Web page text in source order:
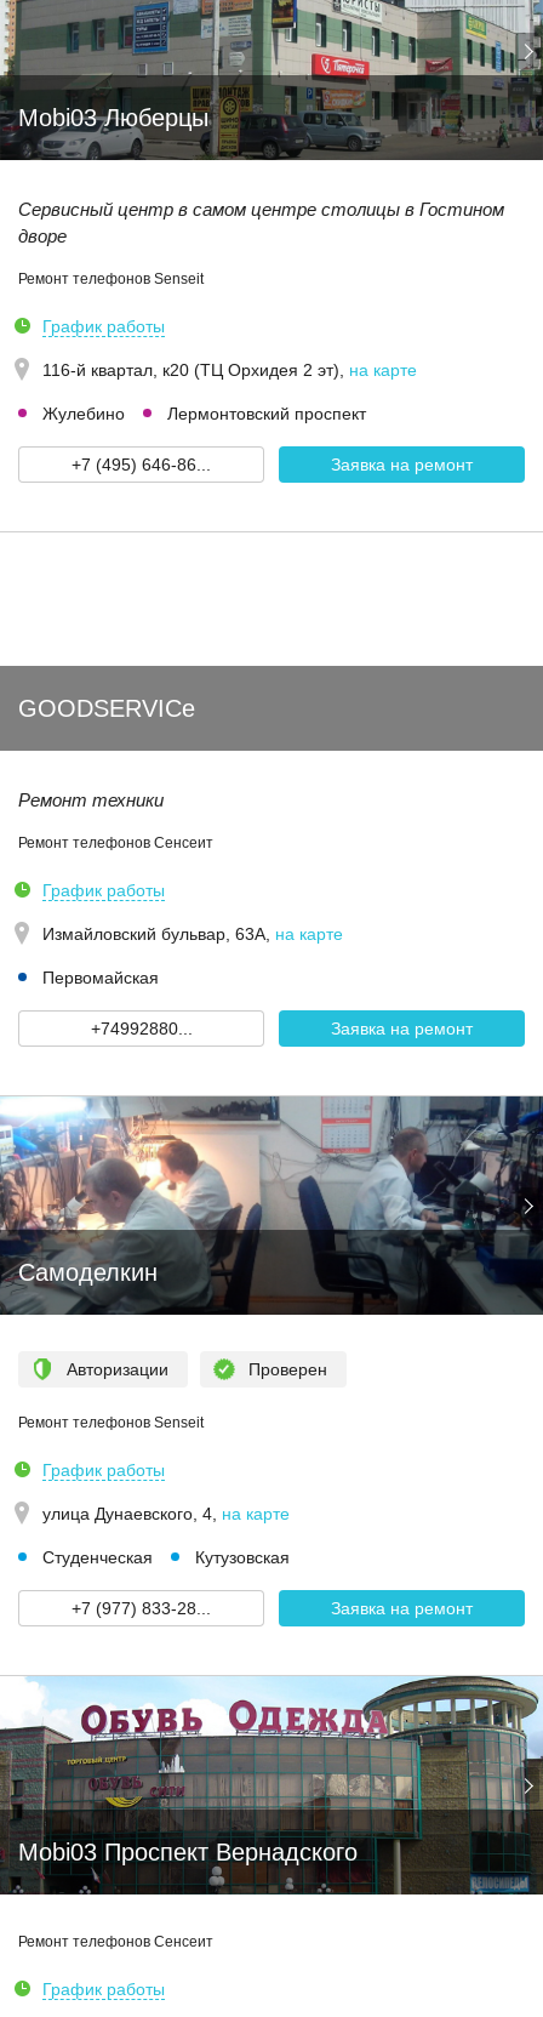
Mobi03 Люберцы
Сервисный центр в самом центре столицы в Гостином
дворе
Ремонт телефонов Senseit
График работы
116-й квартал, к20 (ТЦ Орхидея 2 эт) на карте
Жулебино Лермонтовский проспект
+7 (495) 646-86... Заявка на ремонт
GOODSERVICe
Ремонт техники
Ремонт телефонов Сенсеит
График работы
Измайловский бульвар, 63А на карте
Первомайская
+74992880... Заявка на ремонт
Самоделкин
Авторизации Проверен
Ремонт телефонов Senseit
График работы
улица Дунаевского, 4 на карте
Студенческая Кутузовская
+7 (977) 833-28... Заявка на ремонт
Mobi03 Проспект Вернадского
Ремонт телефонов Сенсеит
График работы